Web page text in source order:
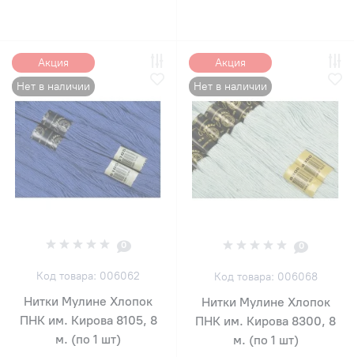
Акция
Нет в наличии
0
Код товара: 006062
Нитки Мулине Хлопок
ПНК им. Кирова 8105, 8
м. (по 1 шт)
Акция
Нет в наличии
0
Код товара: 006068
Нитки Мулине Хлопок
ПНК им. Кирова 8300, 8
м. (по 1 шт)